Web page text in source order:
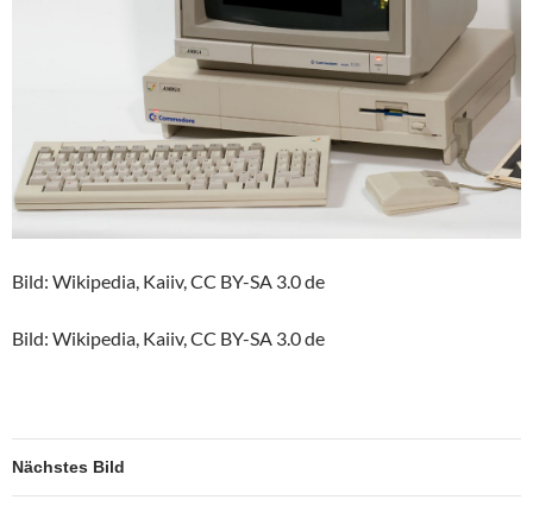
Bild: Wikipedia, Kaiiv, CC BY-SA 3.0 de
Bild: Wikipedia, Kaiiv, CC BY-SA 3.0 de
Nächstes Bild